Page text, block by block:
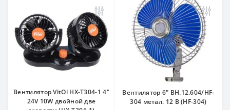
Вентилятор VitOl HX-T304-1 4"
24V 10W двойной две
Вентилятор 6" ВН.12.604/HF-
304 метал. 12 В (HF-304)